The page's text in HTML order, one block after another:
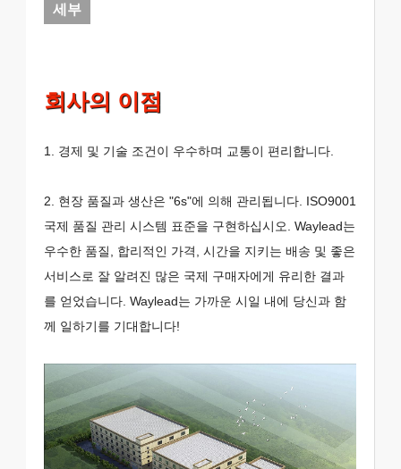
세부
회사의 이점
1. 경제 및 기술 조건이 우수하며 교통이 편리합니다.
2. 현장 품질과 생산은 "6s"에 의해 관리됩니다. ISO9001
국제 품질 관리 시스템 표준을 구현하십시오. Waylead는
우수한 품질, 합리적인 가격, 시간을 지키는 배송 및 좋은
서비스로 잘 알려진 많은 국제 구매자에게 유리한 결과
를 얻었습니다. Waylead는 가까운 시일 내에 당신과 함
께 일하기를 기대합니다!